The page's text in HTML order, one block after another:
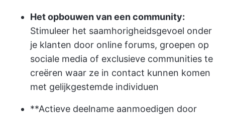
Het opbouwen van een community:
Stimuleer het saamhorigheidsgevoel onder
je klanten door online forums, groepen op
sociale media of exclusieve communities te
creëren waar ze in contact kunnen komen
met gelijkgestemde individuen
**Actieve deelname aanmoedigen door